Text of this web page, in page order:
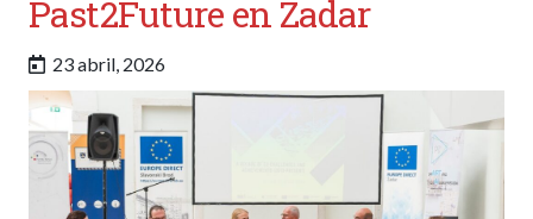
Past2Future en Zadar
23 abril, 2026